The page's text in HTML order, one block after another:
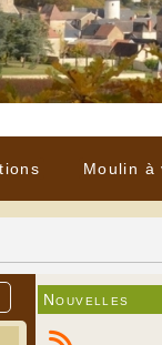
Moulin à
Nouvelles